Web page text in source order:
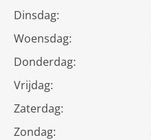
Dinsdag:
Woensdag:
Donderdag:
Vrijdag:
Zaterdag:
Zondag: